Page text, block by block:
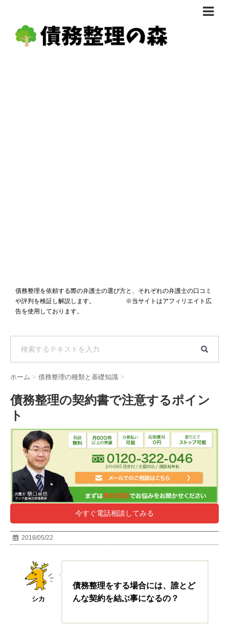
債務整理体験談
債務整理を依頼する際の弁護士の選び方と、それぞれの弁護士の口コミ
や評判を検証し解説します。 ※当サイトはアフィリエイト広
告を使用しております。
ホーム > 債務整理の種類と基礎知識 >
債務整理の契約書で注意するポイン
ト
今すぐ電話相談してみる
2018/05/22
シカ
債務整理をする場合には、誰とど
んな契約を結ぶ事になるの？